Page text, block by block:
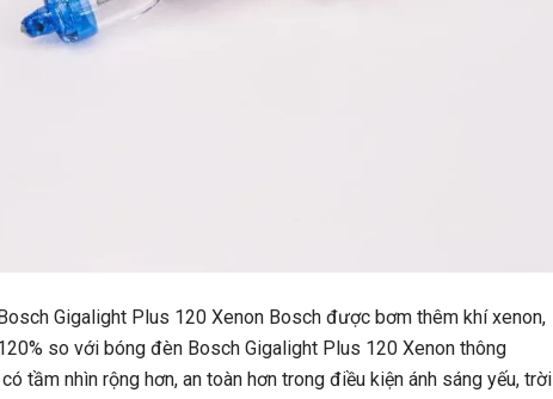
Gigalight Plus 120 Xenon Bosch được bơm thêm khí xenon,
so với bóng đèn Bosch Gigalight Plus 120 Xenon thông
tầm nhìn rộng hơn, an toàn hơn trong điều kiện ánh sáng yếu, trời